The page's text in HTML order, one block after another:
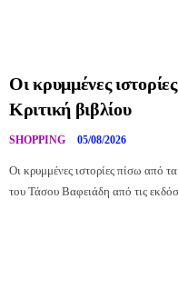
Οι κρυμμένες
Κριτική βιβλίου
SHOPPING 05/08/2026
Οι κρυμμένες ιστορίες πίσω από
του Τάσου Βαφειάδη από τις